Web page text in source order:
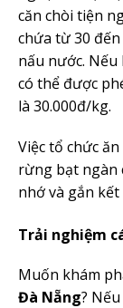
căn chòi tiện
chứa từ 30
nấu nước.
có thể được
là 30.000đ/kg.
Việc tổ chức
rừng bạt ngàn
nhớ và gắn
Trải nghiệm
Muốn khám
Đà Nẵng?